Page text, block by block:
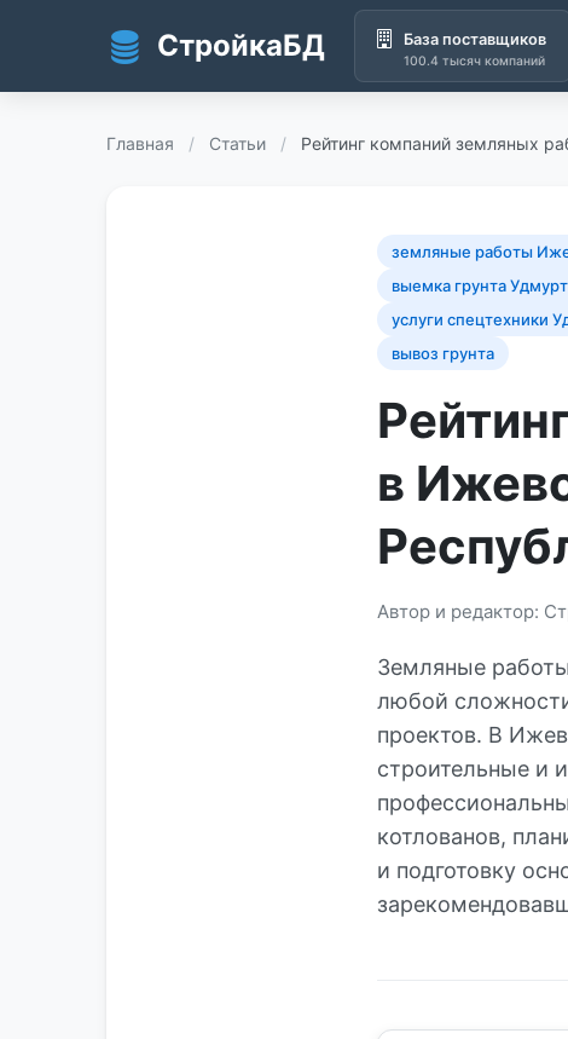
СтройкаБД База поставщиков
100.4 тысяч компаний
Главная / Статьи / Рейтинг компаний земляных
земляные работы
выемка грунта
услуги спецтехники
вывоз грунта
в
Автор и редактор:
Земляные
любой
проектов. В
строительные и
котлованов,
и подготовку